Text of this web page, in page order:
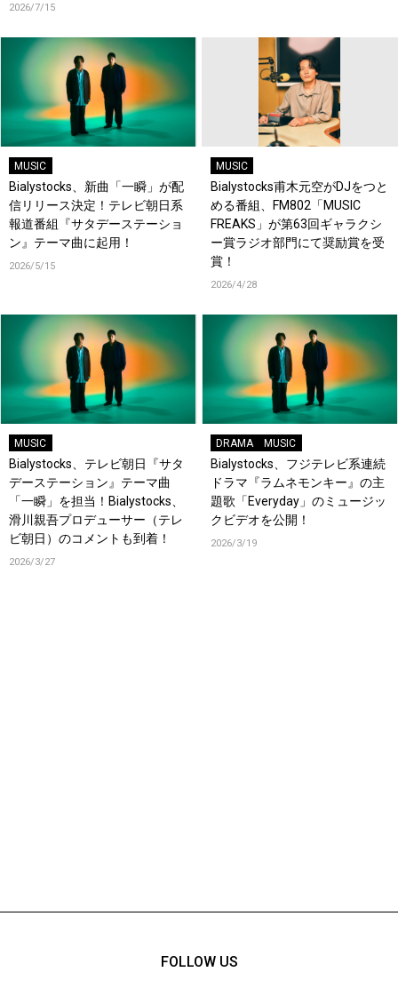
2026/7/15
MUSIC
Bialystocks、新曲「一瞬」が配
信リリース決定！テレビ朝日系
報道番組『サタデーステーショ
ン』テーマ曲に起用！
2026/5/15
MUSIC
Bialystocks甫木元空がDJをつと
める番組、FM802「MUSIC
FREAKS」が第63回ギャラクシ
ー賞ラジオ部門にて奨励賞を受
賞！
2026/4/28
MUSIC
Bialystocks、テレビ朝日『サタ
デーステーション』テーマ曲
「一瞬」を担当！Bialystocks、
滑川親吾プロデューサー（テレ
ビ朝日）のコメントも到着！
2026/3/27
DRAMA MUSIC
Bialystocks、フジテレビ系連続
ドラマ『ラムネモンキー』の主
題歌「Everyday」のミュージッ
クビデオを公開！
2026/3/19
FOLLOW US